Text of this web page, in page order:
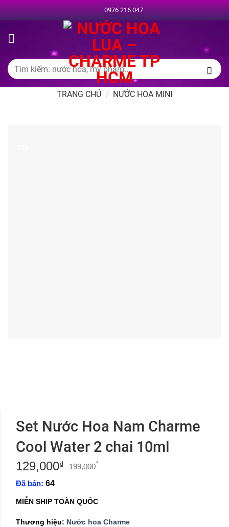
Chuyển
đến
dung
0976 216 047
Tìm
kiếm:
TRANG CHỦ / NƯỚC HOA MINI
Set Nước Hoa Nam Charme
Cool Water 2 chai 10ml
199,000₫
129,000₫
Đã bán: 64
MIỄN SHIP TOÀN QUỐC
Thương hiệu: Nước hoa Charme